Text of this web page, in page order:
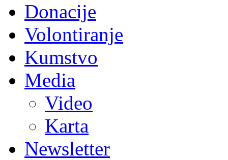
Donacije
Volontiranje
Kumstvo
Media
Video
Karta
Newsletter